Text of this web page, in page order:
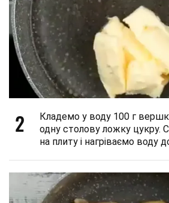
2
Кладемо у воду 100 г
одну столову ложку цукру.
на плиту і нагріваємо воду